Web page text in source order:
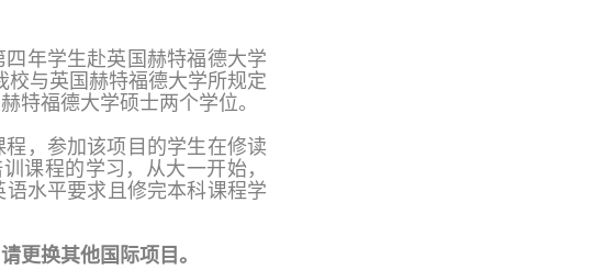
四年学生赴英国赫特福德大学
校与英国赫特福德大学所规定
特福德大学硕士两个学位。
，参加该项目的学生在修读
课程的学习，从大一开始，
水平要求且修完本科课程学
更换其他国际项目。